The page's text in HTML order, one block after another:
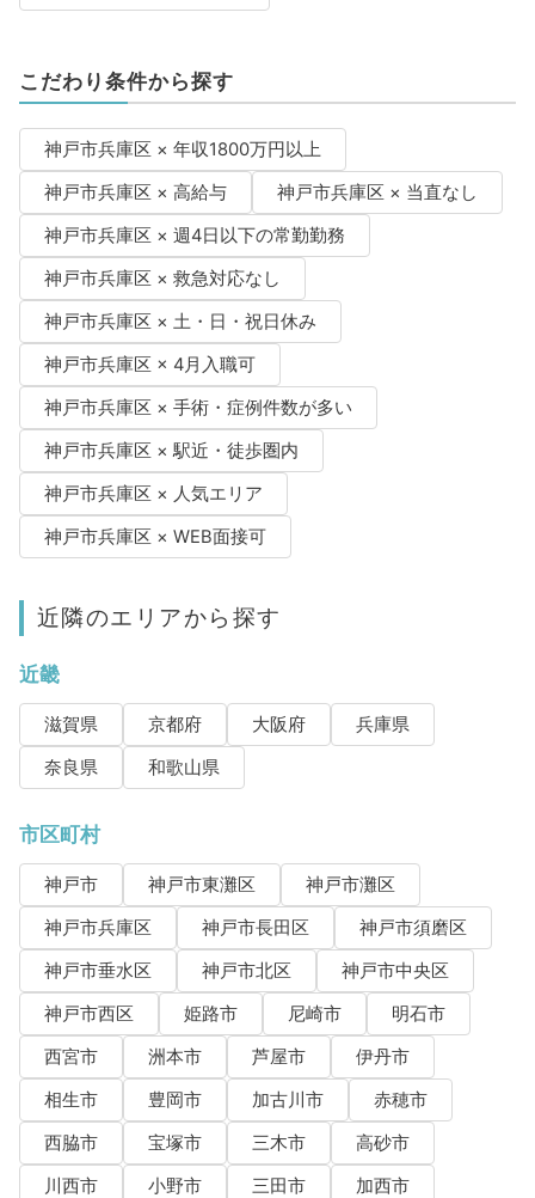
こだわり条件から探す
神戸市兵庫区 × 年収1800万円以上
神戸市兵庫区 × 高給与
神戸市兵庫区 × 当直なし
神戸市兵庫区 × 週4日以下の常勤勤務
神戸市兵庫区 × 救急対応なし
神戸市兵庫区 × 土・日・祝日休み
神戸市兵庫区 × 4月入職可
神戸市兵庫区 × 手術・症例件数が多い
神戸市兵庫区 × 駅近・徒歩圏内
神戸市兵庫区 × 人気エリア
神戸市兵庫区 × WEB面接可
近隣のエリアから探す
近畿
滋賀県 京都府 大阪府
兵庫県
奈良県
和歌山県
市区町村
神戸市 神戸市東灘区
神戸市灘区
神戸市兵庫区
神戸市長田区
神戸市須磨区
神戸市垂水区
神戸市北区
神戸市中央区
神戸市西区
姫路市 尼崎市
明石市
西宮市
洲本市 芦屋市
伊丹市
相生市
豊岡市 加古川市
赤穂市
西脇市
宝塚市 三木市
高砂市
川西市
小野市 三田市
加西市